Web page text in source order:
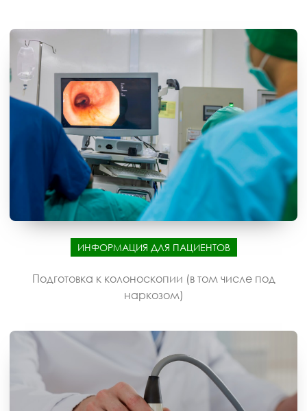
ИНФОРМАЦИЯ ДЛЯ ПАЦИЕНТОВ
Подготовка к колоноскопии (в том числе под
наркозом)